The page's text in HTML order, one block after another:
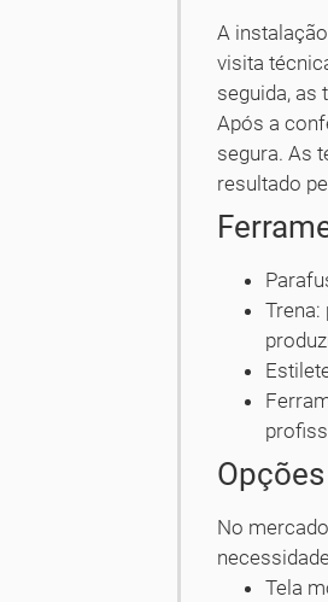
A
visita
seguida, as
Após a
segura. As
resultado
No
Tela